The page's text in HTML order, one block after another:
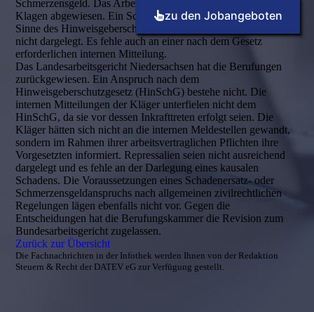
Schmerzensgeld. Das Arbeitsgericht Braunschweig hat die
Klagen abgewiesen. Ein Schaden, der auf eine Repressalie im
Sinne des Hinweisgeberschutzgesetzes zurückzuführen sei, sei
nicht dargelegt. Es fehle auch an einer nach dem Gesetz
erforderlichen internen Mitteilung.
Das Landesarbeitsgericht Niedersachsen hat die Berufungen
zurückgewiesen. Ein Anspruch nach dem
Hinweisgeberschutzgesetz (HinSchG) bestehe nicht. Die
internen Mitteilungen der Kläger unterfielen nicht dem
HinSchG, da sie vor dessen Inkrafttreten erfolgt seien. Die
Kläger hätten sich nicht an die internen Meldestellen gewandt,
sondern im Rahmen ihrer arbeitsvertraglichen Pflichten ihre
Vorgesetzten informiert. Repressalien seien nicht ausreichend
dargelegt und es fehle an der Darlegung eines kausalen
Schadens. Die Voraussetzungen eines Schadenersatz- oder
Schmerzensgeldanspruchs nach allgemeinen zivilrechtlichen
Regelungen lägen ebenfalls nicht vor. Gegen die
Entscheidungen hat die Berufungskammer die Revision zum
Bundesarbeitsgericht zugelassen.
Zurück zur Übersicht
Die Fachnachrichten in der Infothek werden Ihnen von der Redaktion
Steuern & Recht der DATEV eG zur Verfügung gestellt.
zu den Jobangeboten